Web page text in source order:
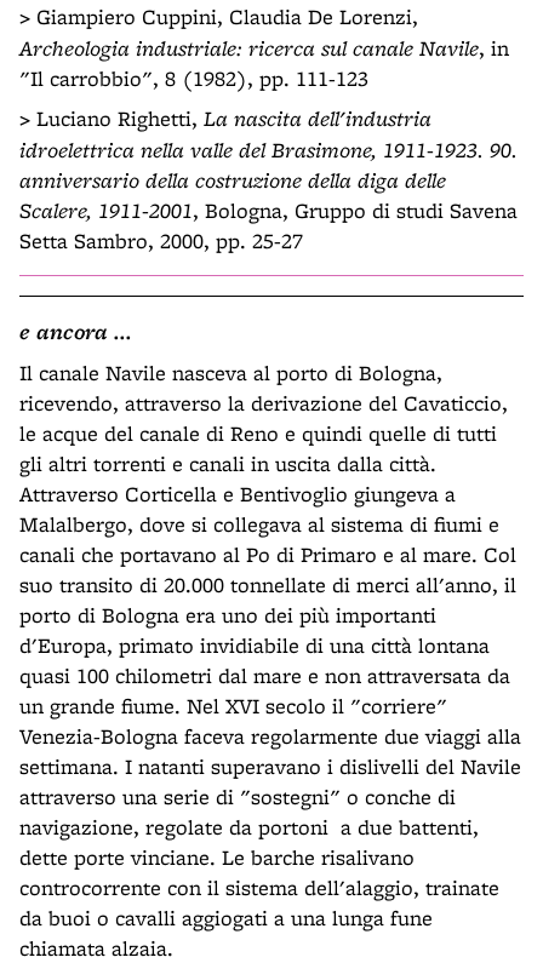
> Giampiero Cuppini, Claudia De Lorenzi,
Archeologia industriale: ricerca sul canale Navile, in
"Il carrobbio", 8 (1982), pp. 111-123
> Luciano Righetti, La nascita dell'industria
idroelettrica nella valle del Brasimone, 1911-1923. 90.
anniversario della costruzione della diga delle
Scalere, 1911-2001, Bologna, Gruppo di studi Savena
Setta Sambro, 2000, pp. 25-27
e ancora ...
Il canale Navile nasceva al porto di Bologna,
ricevendo, attraverso la derivazione del Cavaticcio,
le acque del canale di Reno e quindi quelle di tutti
gli altri torrenti e canali in uscita dalla città.
Attraverso Corticella e Bentivoglio giungeva a
Malalbergo, dove si collegava al sistema di fiumi e
canali che portavano al Po di Primaro e al mare. Col
suo transito di 20.000 tonnellate di merci all'anno, il
porto di Bologna era uno dei più importanti
d'Europa, primato invidiabile di una città lontana
quasi 100 chilometri dal mare e non attraversata da
un grande fiume. Nel XVI secolo il "corriere"
Venezia-Bologna faceva regolarmente due viaggi alla
settimana. I natanti superavano i dislivelli del Navile
attraverso una serie di "sostegni" o conche di
navigazione, regolate da portoni a due battenti,
dette porte vinciane. Le barche risalivano
controcorrente con il sistema dell'alaggio, trainate
da buoi o cavalli aggiogati a una lunga fune
chiamata alzaia.